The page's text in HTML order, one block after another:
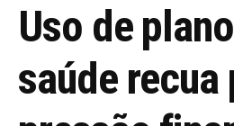
Uso de
saúde recua